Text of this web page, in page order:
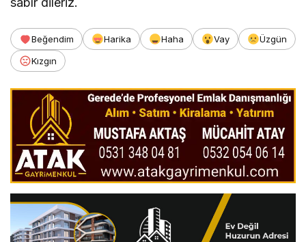
Beğendim Harika Haha Vay
Üzgün
Kızgın